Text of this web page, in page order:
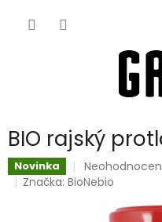
BIO rajský
Novinka
Průměrné
hodnocení
Značka:BioNebio